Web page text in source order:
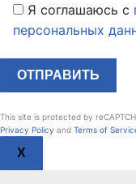
Я соглашаюсь c
персональных
This site is protected by
Privacy Policy and Terms of
X